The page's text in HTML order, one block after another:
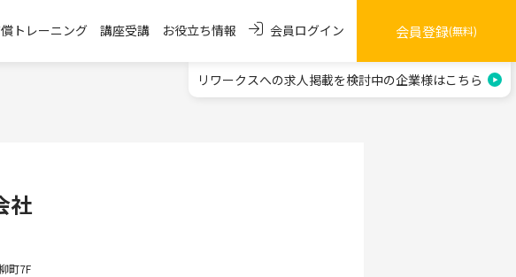
トレーニング 講座受講 お役立ち情報 会員ログイン 会員登録(無料)
リワークスへの求人掲載を検討中の企業様はこちら
社
町7F